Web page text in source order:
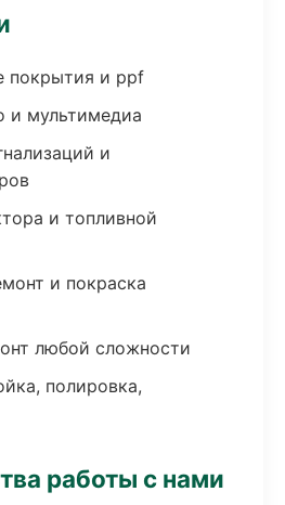
покрытия и ppf
и мультимедиа
и
и топливной
и покраска
любой сложности
полировка,
работы с нами